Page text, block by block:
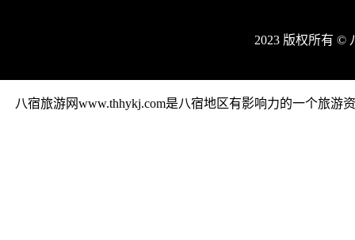
2023 版权所有 ©
八宿旅游网www.thhykj.com是八宿地区有影响力的一个旅